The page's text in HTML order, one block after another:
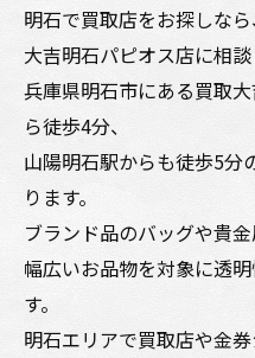
明石で買取店をお探しな
大吉明石パピオス店に相
兵庫県明石市にある買取
ら徒歩4分、
山陽明石駅からも徒歩5分
ります。
ブランド品のバッグや貴
幅広いお品物を対象に透
す。
明石エリアで買取店や金